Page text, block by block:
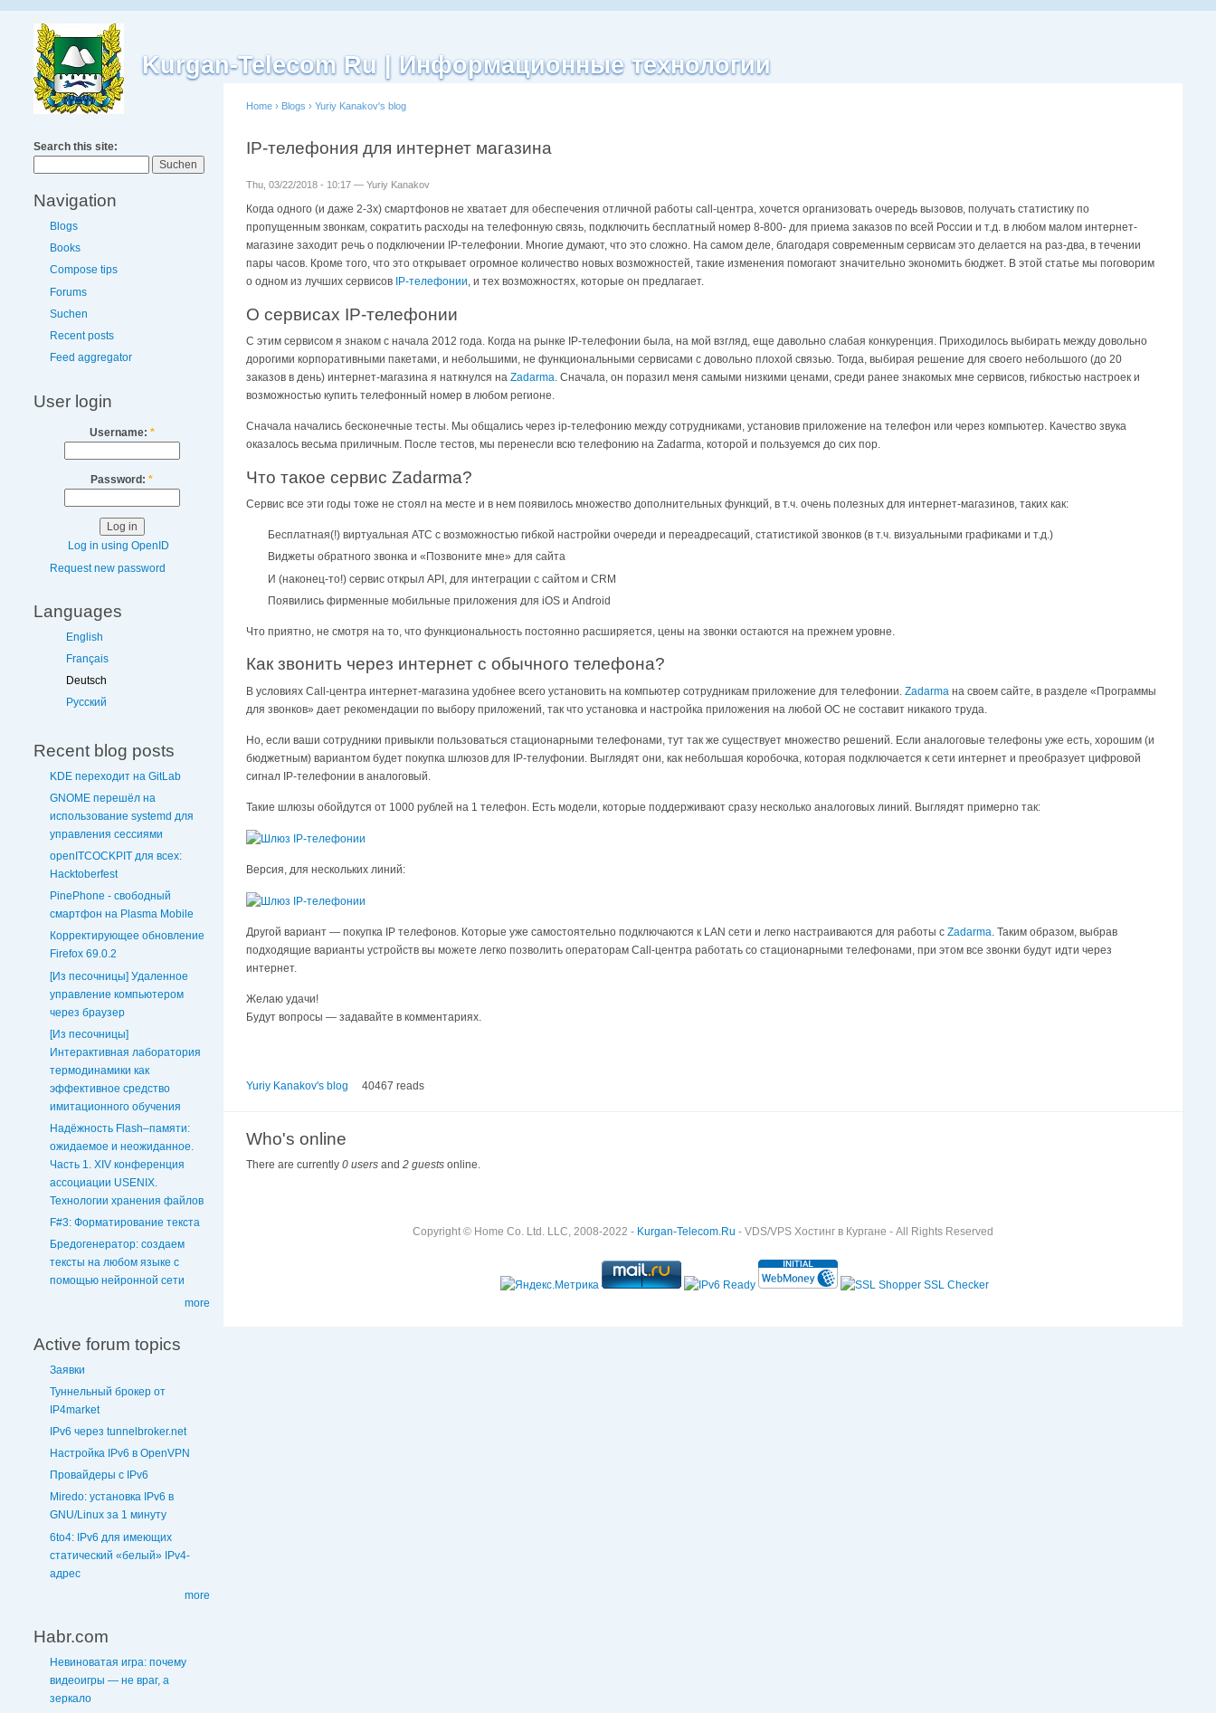
Kurgan-Telecom Ru | Информационные технологии
Search this site:
Navigation
Blogs
Books
Compose tips
Forums
Suchen
Recent posts
Feed aggregator
User login
Username: *
Password: *
Log in using OpenID
Request new password
Languages
English
Français
Deutsch
Русский
Recent blog posts
KDE переходит на GitLab
GNOME перешёл на
использование systemd для
управления сессиями
openITCOCKPIT для всех:
Hacktoberfest
PinePhone - свободный
смартфон на Plasma Mobile
Корректирующее обновление
Firefox 69.0.2
[Из песочницы] Удаленное
управление компьютером
через браузер
[Из песочницы]
Интерактивная лаборатория
термодинамики как
эффективное средство
имитационного обучения
Надёжность Flash–памяти:
ожидаемое и неожиданное.
Часть 1. XIV конференция
ассоциации USENIX.
Технологии хранения файлов
F#3: Форматирование текста
Бредогенератор: создаем
тексты на любом языке с
помощью нейронной сети
more
Active forum topics
Заявки
Туннельный брокер от
IP4market
IPv6 через tunnelbroker.net
Настройка IPv6 в OpenVPN
Провайдеры с IPv6
Miredo: установка IPv6 в
GNU/Linux за 1 минуту
6to4: IPv6 для имеющих
статический «белый» IPv4-
адрес
more
Habr.com
Невиноватая игра: почему
видеоигры — не враг, а
зеркало
Home › Blogs › Yuriy Kanakov's blog
IP-телефония для интернет магазина
Thu, 03/22/2018 - 10:17 — Yuriy Kanakov
Когда одного (и даже 2-3х) смартфонов не хватает для обеспечения отличной работы call-центра, хочется организовать очередь вызовов, получать статистику по
пропущенным звонкам, сократить расходы на телефонную связь, подключить бесплатный номер 8-800- для приема заказов по всей России и т.д. в любом малом интернет-
магазине заходит речь о подключении IP-телефонии. Многие думают, что это сложно. На самом деле, благодаря современным сервисам это делается на раз-два, в течении
пары часов. Кроме того, что это открывает огромное количество новых возможностей, такие изменения помогают значительно экономить бюджет. В этой статье мы поговорим
о одном из лучших сервисов IP-телефонии, и тех возможностях, которые он предлагает.
О сервисах IP-телефонии
С этим сервисом я знаком с начала 2012 года. Когда на рынке IP-телефонии была, на мой взгляд, еще давольно слабая конкуренция. Приходилось выбирать между довольно
дорогими корпоративными пакетами, и небольшими, не функциональными сервисами с довольно плохой связью. Тогда, выбирая решение для своего небольшого (до 20
заказов в день) интернет-магазина я наткнулся на Zadarma . Сначала, он поразил меня самыми низкими ценами, среди ранее знакомых мне сервисов, гибкостью настроек и
возможностью купить телефонный номер в любом регионе.
Сначала начались бесконечные тесты. Мы общались через ip-телефонию между сотрудниками, установив приложение на телефон или через компьютер. Качество звука
оказалось весьма приличным. После тестов, мы перенесли всю телефонию на Zadarma, которой и пользуемся до сих пор.
Что такое сервис Zadarma?
Сервис все эти годы тоже не стоял на месте и в нем появилось множество дополнительных функций, в т.ч. очень полезных для интернет-магазинов, таких как:
Бесплатная(!) виртуальная АТС с возможностью гибкой настройки очереди и переадресаций, статистикой звонков (в т.ч. визуальными графиками и т.д.)
Виджеты обратного звонка и «Позвоните мне» для сайта
И (наконец-то!) сервис открыл API, для интеграции с сайтом и CRM
Появились фирменные мобильные приложения для iOS и Android
Что приятно, не смотря на то, что функциональность постоянно расширяется, цены на звонки остаются на прежнем уровне.
Как звонить через интернет с обычного телефона?
В условиях Call-центра интернет-магазина удобнее всего установить на компьютер сотрудникам приложение для телефонии. Zadarma на своем сайте, в разделе «Программы
для звонков» дает рекомендации по выбору приложений, так что установка и настройка приложения на любой ОС не составит никакого труда.
Но, если ваши сотрудники привыкли пользоваться стационарными телефонами, тут так же существует множество решений. Если аналоговые телефоны уже есть, хорошим (и
бюджетным) вариантом будет покупка шлюзов для IP-телуфонии. Выглядят они, как небольшая коробочка, которая подключается к сети интернет и преобразует цифровой
сигнал IP-телефонии в аналоговый.
Такие шлюзы обойдутся от 1000 рублей на 1 телефон. Есть модели, которые поддерживают сразу несколько аналоговых линий. Выглядят примерно так:
Версия, для нескольких линий:
Другой вариант — покупка IP телефонов. Которые уже самостоятельно подключаются к LAN сети и легко настраиваются для работы с Zadarma. Таким образом, выбрав
подходящие варианты устройств вы можете легко позволить операторам Call-центра работать со стационарными телефонами, при этом все звонки будут идти через
интернет.
Желаю удачи!
Будут вопросы — задавайте в комментариях.
Yuriy Kanakov's blog 40467 reads
Who's online
There are currently 0 users and 2 guests online.
Copyright © Home Co. Ltd. LLC, 2008-2022 - Kurgan-Telecom.Ru - VDS/VPS Хостинг в Кургане - All Rights Reserved